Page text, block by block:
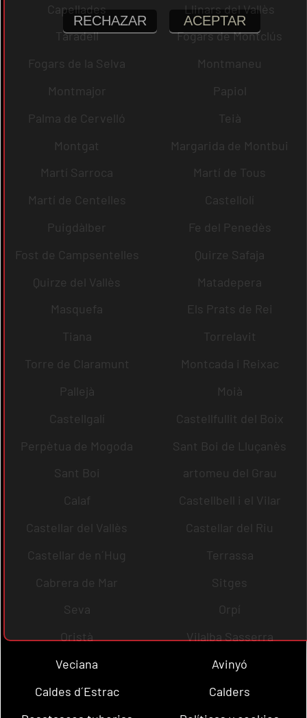
Capellades
Llinars del Vallès
Taradell
Fogars de Montclús
Fogars de la Selva
Montmaneu
Montmajor
Papiol
Palma de Cervelló
Teià
Montgat
Margarida de Montbui
Martí Sarroca
Martí de Tous
Martí de Centelles
Castellolí
Puigdàlber
Fe del Penedès
Fost de Campsentelles
Quirze Safaja
Quirze del Vallès
Matadepera
Masquefa
Els Prats de Rei
Tiana
Torrelavit
Torre de Claramunt
Montcada i Reixac
Pallejà
Moià
Castellgalí
Castellfullit del Boix
Perpètua de Mogoda
Sant Boi de Lluçanès
Sant Boi
artomeu del Grau
Calaf
Castellbell i el Vilar
Castellar del Vallès
Castellar del Riu
Castellar de n´Hug
Terrassa
Cabrera de Mar
Sitges
Seva
Orpí
Oristà
Vilalba Sasserra
Veciana
Avinyó
Caldes d´Estrac
Calders
RECHAZAR ACEPTAR